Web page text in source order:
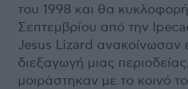
του 1998 και θα
Σεπτεμβρίου από την
Jesus Lizard ανακοίνωσαν
διεξαγωγή μιας
μοιράστηκαν με το κοινό